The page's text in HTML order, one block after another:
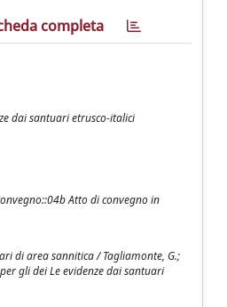
completa
dai santuari etrusco-italici
Atto di convegno in
di area sannitica / Tagliamonte, G.;
gli dei Le evidenze dai santuari